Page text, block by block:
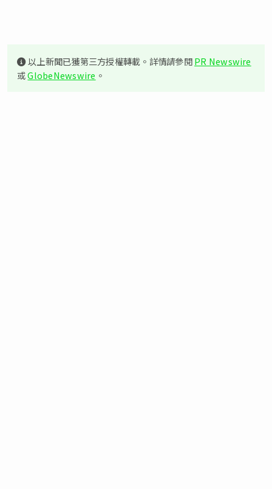
以上新聞已獲第三方授權轉載。詳情請參閱PR Newswire
或GlobeNewswire 。